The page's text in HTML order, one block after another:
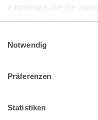
zusammen, die Sie
im Rahmen Ihrer
Impressum
Notwendig
Präferenzen
Statistiken
Pressemitteilungen|
Impressum|
Muster